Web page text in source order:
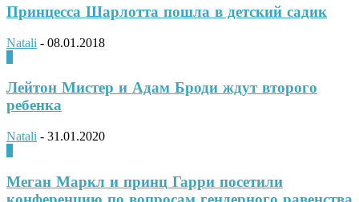
Принцесса Шарлотта пошла в детский садик
Natali - 08.01.2018
Лейтон Мистер и Адам Броди ждут второго
ребенка
Natali - 31.01.2020
Меган Маркл и принц Гарри посетили